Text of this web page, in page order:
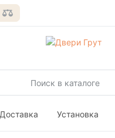
Доставка Установка